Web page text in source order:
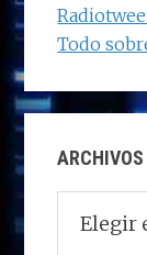
Todo
ARCHIVOS